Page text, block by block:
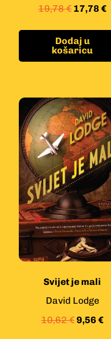
19,78€ 17,78 €
Dodaj u
košaricu
Svijet je mali
David Lodge
10,62€9,56€